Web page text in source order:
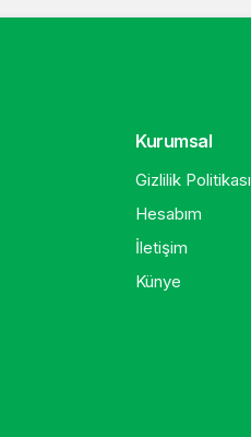
Kurumsal
Gizlilik Politikası
Hesabım
İletişim
Künye